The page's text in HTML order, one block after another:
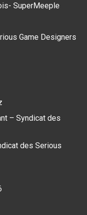
SuperMeeple
Game Designers
– Syndicat des
des Serious